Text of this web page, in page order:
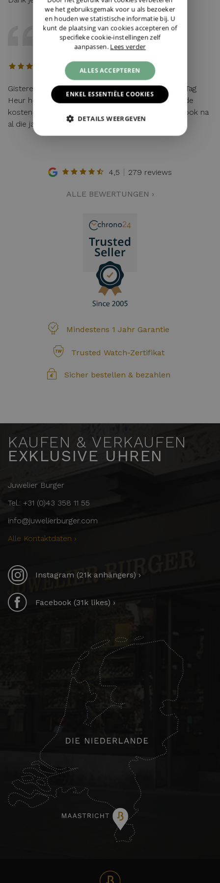
DAVE
12 / 04 / 2026, Maastricht, Nederland
Gisteren mijn lege batterij van mijn hier gekochte Tag
Heur horloge laten vervangen. Toen ik vroeg wat de
kosten waren: "service van de zaak!". Top service ook na
al die jaren!
4,5 279 reviews
ALLE BEWERTUNGEN ›
Mindestens 1 Jahr Garantie
Trusted Watch-Zertifikat
Sicher bestellen & bezahlen
KAUFEN & VERKAUFEN
EXKLUSIVE UHREN
Juwelier Burger
Tel.: +31 (0)43 358 11 55
info@juwelierburger.com
Alle Kontaktdaten ›
Instagram (21k anhängers) ›
Facebook (31k likes) ›
we het gebruiksgemak voor u als bezoeker
en houden we statistische informatie bij. U
kunt de plaatsing van cookies accepteren of
specifieke cookie-instellingen zelf
aanpassen. Lees verder
ALLES ACCEPTEREN
ENKEL ESSENTIËLE COOKIES
DETAILS WEERGEVEN